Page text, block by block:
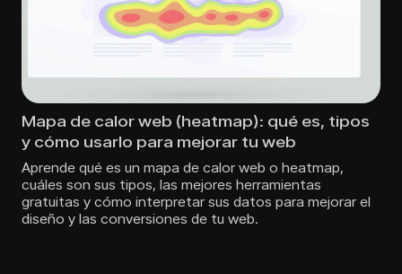
Mapa de calor web (heatmap): qué es, tipos
y cómo usarlo para mejorar tu web
Aprende qué es un mapa de calor web o heatmap,
cuáles son sus tipos, las mejores herramientas
gratuitas y cómo interpretar sus datos para mejorar el
diseño y las conversiones de tu web.